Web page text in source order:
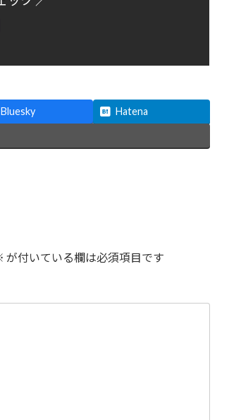
Bluesky Hatena
が付いている欄は必須項目です